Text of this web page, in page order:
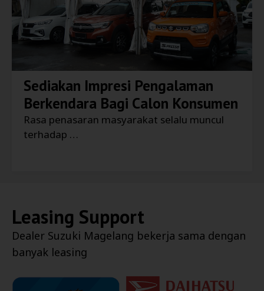
Sediakan Impresi Pengalaman
Berkendara Bagi Calon Konsumen
Rasa penasaran masyarakat selalu muncul
terhadap …
Leasing Support
Dealer Suzuki Magelang bekerja sama dengan
banyak leasing